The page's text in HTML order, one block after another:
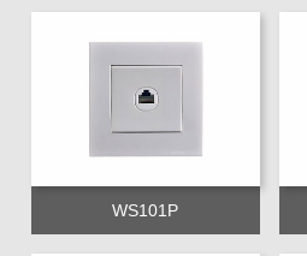
WS101P